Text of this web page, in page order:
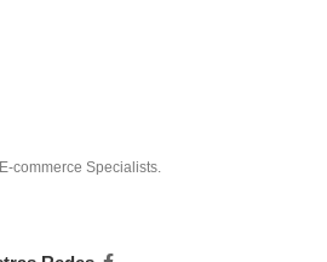
commerce Specialists.